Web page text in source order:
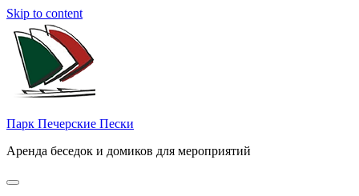
Skip to content
Парк Печерские Пески
Аренда беседок и домиков для мероприятий